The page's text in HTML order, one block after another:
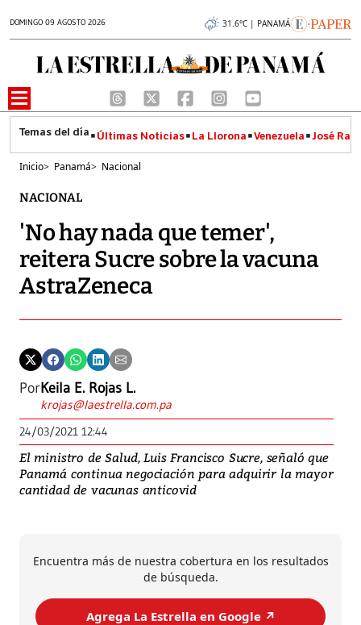
DOMINGO 09 AGOSTO 2026 31.6°C | PANAMÁ
Últimas Noticias La Llorona Venezuela José
Inicio> Panamá> Nacional
NACIONAL
'No hay nada que temer',
reitera Sucre sobre la vacuna
AstraZeneca
PorKeila E. Rojas L.
krojas@laestrella.com.pa
24/03/2021 12:44
El ministro de Salud, Luis Francisco Sucre, señaló que
Panamá continua negociación para adquirir la mayor
cantidad de vacunas anticovid
Encuentra más de nuestra cobertura en los resultados
de búsqueda.
Agrega La Estrella en Google ↗️